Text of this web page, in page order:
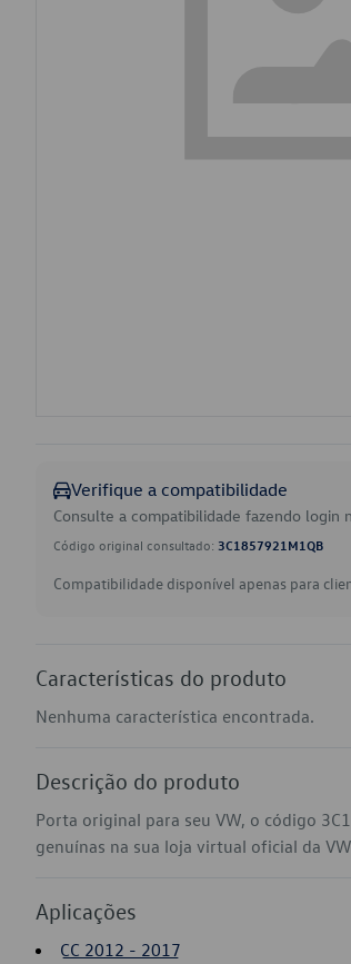
Verifique a compatibilidade
Consulte a compatibilidade fazendo login
Código original consultado: 3C1857921M1QB
Compatibilidade disponível apenas para
Características do produto
Nenhuma característica encontrada.
Descrição do produto
Porta original para seu VW, o código
genuínas na sua loja virtual oficial da
Aplicações
CC 2012 - 2017